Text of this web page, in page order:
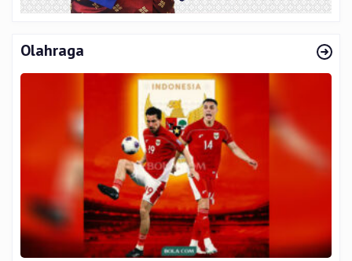
Olahraga